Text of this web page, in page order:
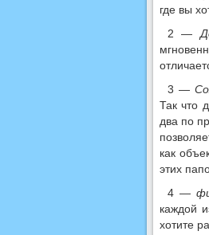
где вы
2 —
3 —
Так что
два по
как
этих
4 —
каждой
хотите